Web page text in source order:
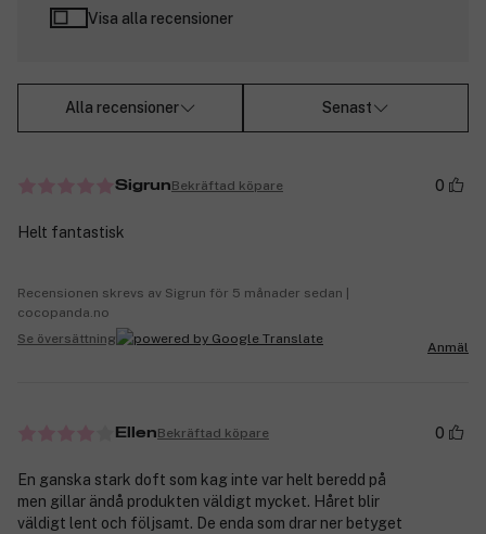
Visa alla recensioner
Alla recensioner Senast
SigrunBekräftad köpare 0
Helt fantastisk
Recensionen skrevs av Sigrun för 5 månader sedan |
cocopanda.no
Se översättning
Anmäl
EllenBekräftad köpare 0
En ganska stark doft som kag inte var helt beredd på
men gillar ändå produkten väldigt mycket. Håret blir
väldigt lent och följsamt. De enda som drar ner betyget